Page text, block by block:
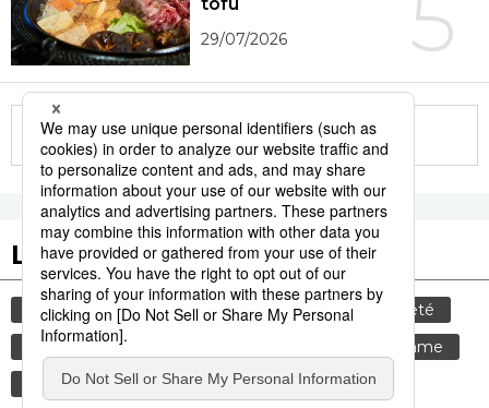
5
29/07/2026
More in this series
Les tags populaires
culture gastronomie tourisme
société
animal
histoire
femme
temple